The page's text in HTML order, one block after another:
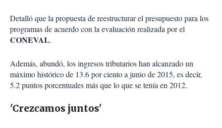
Detalló que la propuesta de reestructurar el presupuesto para los
programas de acuerdo con la evaluación realizada por el
CONEVAL.
Además, abundó, los ingresos tributarios han alcanzado un
máximo histórico de 13.6 por ciento a junio de 2015, es decir,
5.2 puntos porcentuales más que lo que se tenía en 2012.
'Crezcamos juntos'